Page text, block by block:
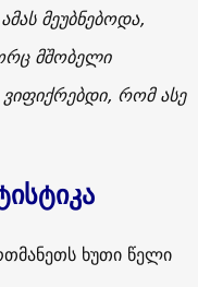
მეუბნებოდა,
მშობელი
რომ ასე
ხუთი წელი